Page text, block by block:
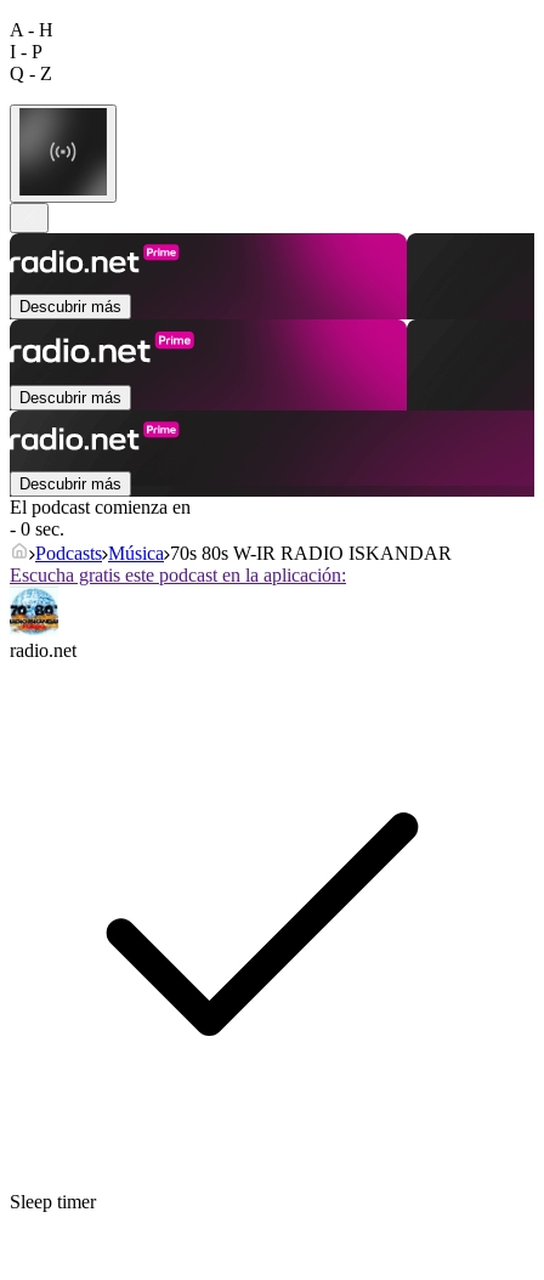
A - H
I - P
Q - Z
Descubrir más
Descubrir más
Descubrir más
El podcast comienza en
- 0 sec.
Podcasts Música 70s 80s W-IR RADIO ISKANDAR
Escucha gratis este podcast en la aplicación:
radio.net
Sleep timer